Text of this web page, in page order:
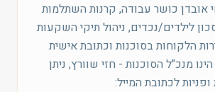
אובדן כושר עבודה, קרנות השתלמות
לילדים/נכדים, ניהול תיקי השקעות
הלקוחות בסוכנות וכתובת אישית
מנכ"ל הסוכנות - חזי שוורץ, ניתן
לכתובת המייל: